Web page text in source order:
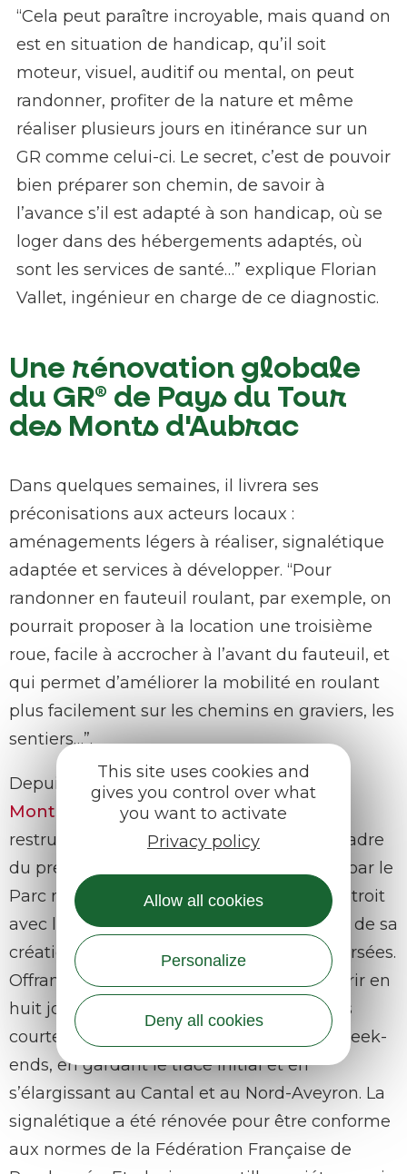
“Cela peut paraître incroyable, mais quand on
est en situation de handicap, qu’il soit
moteur, visuel, auditif ou mental, on peut
randonner, profiter de la nature et même
réaliser plusieurs jours en itinérance sur un
GR comme celui-ci. Le secret, c’est de pouvoir
bien préparer son chemin, de savoir à
l’avance s’il est adapté à son handicap, où se
loger dans des hébergements adaptés, où
sont les services de santé…” explique Florian
Vallet, ingénieur en charge de ce diagnostic.
Une rénovation globale
du GR® de Pays du Tour
des Monts d'Aubrac
Dans quelques semaines, il livrera ses
préconisations aux acteurs locaux :
aménagements légers à réaliser, signalétique
adaptée et services à développer. “Pour
randonner en fauteuil roulant, par exemple, on
pourrait proposer à la location une troisième
roue, facile à accrocher à l’avant du fauteuil, et
qui permet d’améliorer la mobilité en roulant
plus facilement sur les chemins en graviers, les
sentiers…”.
Depuis 2018, le GR® de Pays du Tour des
Monts d’Aubraca entamé un travail de
restructuration et de rénovation dans le cadre
du premier Pôle de pleine nature, animé par le
Parc naturel régional de l’Aubrac en lien étroit
avec l’association d’hébergeurs à l’origine de sa
création, l’ADECA, et les collectivités traversées.
Offrant à l’origine 165 kilomètres à parcourir en
huit jours, il a été repensé en boucles plus
courtes et réalisables au cours de longs week-
ends, en gardant le tracé initial et en
s’élargissant au Cantal et au Nord-Aveyron. La
signalétique a été rénovée pour être conforme
aux normes de la Fédération Française de
This site uses cookies and
gives you control over what
you want to activate
Privacy policy
Allow all cookies
Personalize
Deny all cookies